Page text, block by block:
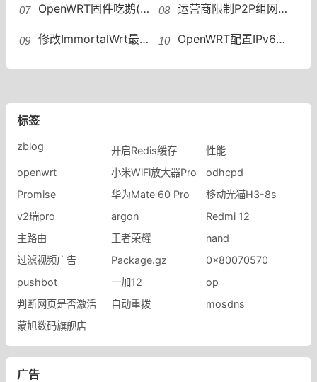
OpenWRT固件吃鹅(DAE) 个人配置分享 运营商限制P2P组网怎么办？OpenWRT远程组网绕过限速
修改ImmortalWrt最大连接数方法OpenWRT修改最大连接数 OpenWRT配置IPv6中继WAN6接口没有DHCP OpenWRT IPv6中继
标签
zblog 开启Redis缓存
性能
​openwrt
小米WiFi放大器Pro
odhcpd
Promise
华为Mate 60 Pro
移动光猫H3-8s
v2瑞pro
argon
Redmi 12
主路由
王者荣耀
nand
过滤视频广告
Package.gz
0x80070570
pushbot
一加12
op
判断网页是否激活
自动重拨
mosdns
蒙旭数码旗舰店
广告